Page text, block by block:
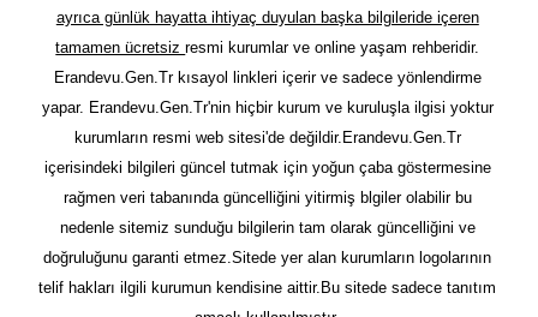
ayrıca günlük hayatta ihtiyaç duyulan başka bilgileride içeren
tamamen ücretsizresmi kurumlar ve online yaşam rehberidir.
Erandevu.Gen.Tr kısayol linkleri içerir ve sadece yönlendirme
yapar. Erandevu.Gen.Tr'nin hiçbir kurum ve kuruluşla ilgisi yoktur
kurumların resmi web sitesi'de değildir.Erandevu.Gen.Tr
içerisindeki bilgileri güncel tutmak için yoğun çaba göstermesine
rağmen veri tabanında güncelliğini yitirmiş blgiler olabilir bu
nedenle sitemiz sunduğu bilgilerin tam olarak güncelliğini ve
doğruluğunu garanti etmez.Sitede yer alan kurumların logolarının
telif hakları ilgili kurumun kendisine aittir.Bu sitede sadece tanıtım